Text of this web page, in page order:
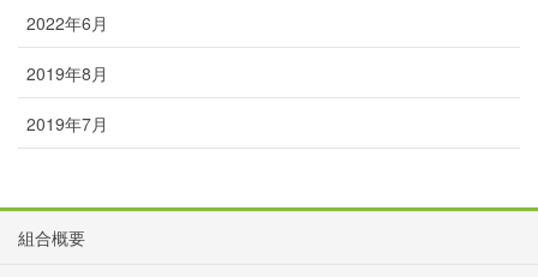
2022年6月
2019年8月
2019年7月
組合概要